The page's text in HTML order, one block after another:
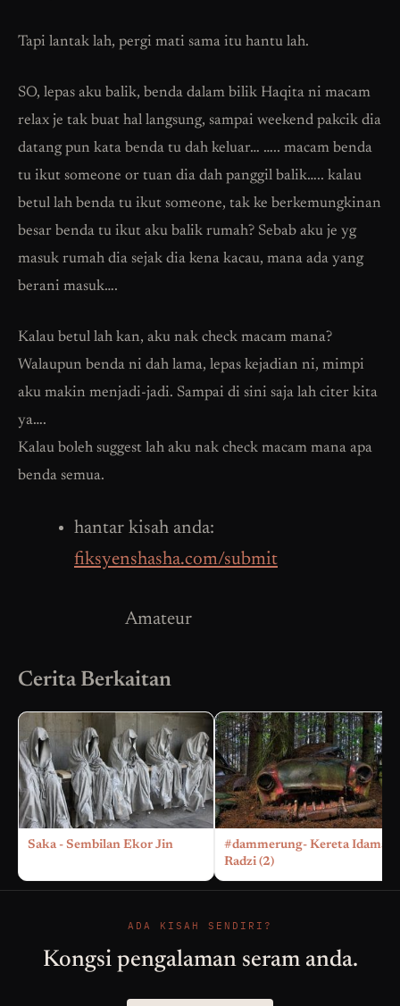
Tapi lantak lah, pergi mati sama itu hantu lah.
SO, lepas aku balik, benda dalam bilik Haqita ni macam
relax je tak buat hal langsung, sampai weekend pakcik dia
datang pun kata benda tu dah keluar… ….. macam benda
tu ikut someone or tuan dia dah panggil balik….. kalau
betul lah benda tu ikut someone, tak ke berkemungkinan
besar benda tu ikut aku balik rumah? Sebab aku je yg
masuk rumah dia sejak dia kena kacau, mana ada yang
berani masuk….
Kalau betul lah kan, aku nak check macam mana?
Walaupun benda ni dah lama, lepas kejadian ni, mimpi
aku makin menjadi-jadi. Sampai di sini saja lah citer kita
ya….
Kalau boleh suggest lah aku nak check macam mana apa
benda semua.
hantar kisah anda:
fiksyenshasha.com/submit
Amateur
Cerita Berkaitan
Saka - Sembilan Ekor Jin
#dammerung- Kereta Idaman
Radzi (2)
ADA KISAH SENDIRI?
Kongsi pengalaman seram anda.